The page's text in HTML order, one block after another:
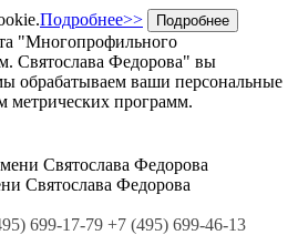
Подробнее>> Подробнее
"Многопрофильного
Святослава Федорова" вы
обрабатываем ваши персональные
метрических программ.
Святослава Федорова
699-17-79 +7 (495) 699-46-13